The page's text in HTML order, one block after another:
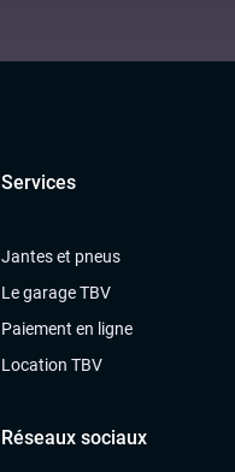
Services
Jantes et pneus
Le garage TBV
Paiement en ligne
Location TBV
Réseaux sociaux